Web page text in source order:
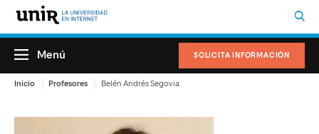
SOLICITA INFORMACIÓN
Menú
Inicio Profesores Belén Andrés Segovia